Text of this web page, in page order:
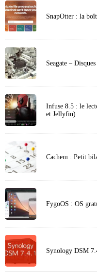
SnapOtter : la
Seagate –
Infuse 8.5 : le
et Jellyfin)
Cachem : Petit
FygoOS : OS
Synology DSM